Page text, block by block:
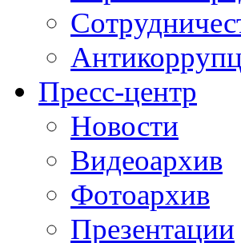
Пресс-центр
Новости
Видеоархив
Фотоархив
Презентации